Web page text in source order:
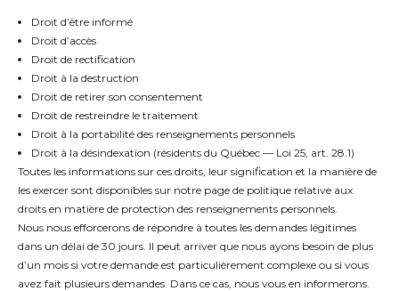
Droit d’être informé
Droit d’accès
Droit de rectification
Droit à la destruction
Droit de retirer son consentement
Droit de restreindre le traitement
Droit à la portabilité des renseignements personnels
Droit à la désindexation (résidents du Québec — Loi 25, art. 28.1)
Toutes les informations sur ces droits, leur signification et la manière de
les exercer sont disponibles sur notre page de politique relative aux
droits en matière de protection des renseignements personnels.
Nous nous efforcerons de répondre à toutes les demandes légitimes
dans un délai de 30 jours. Il peut arriver que nous ayons besoin de plus
d’un mois si votre demande est particulièrement complexe ou si vous
avez fait plusieurs demandes. Dans ce cas, nous vous en informerons.